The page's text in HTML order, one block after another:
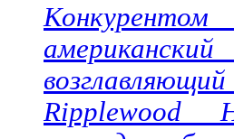
Ripplewood